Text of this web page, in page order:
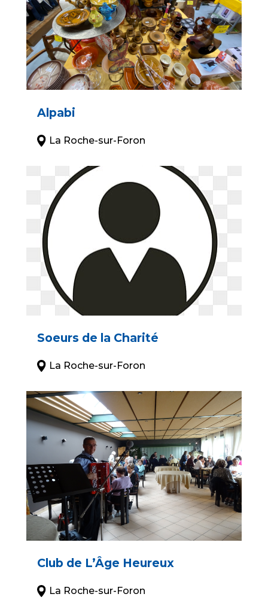
Alpabi
La Roche-sur-Foron
Soeurs de la Charité
La Roche-sur-Foron
Club de L’Âge Heureux
La Roche-sur-Foron